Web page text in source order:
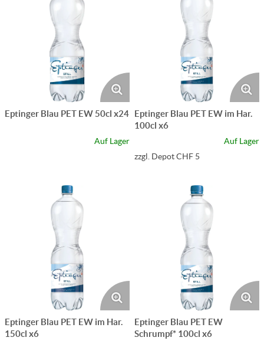
Eptinger Blau PET EW 50cl x24
Auf Lager
Eptinger Blau PET EW im Har.
100cl x6
Auf Lager
zzgl. Depot CHF 5
Eptinger Blau PET EW im Har.
150cl x6
Eptinger Blau PET EW
Schrumpf* 100cl x6